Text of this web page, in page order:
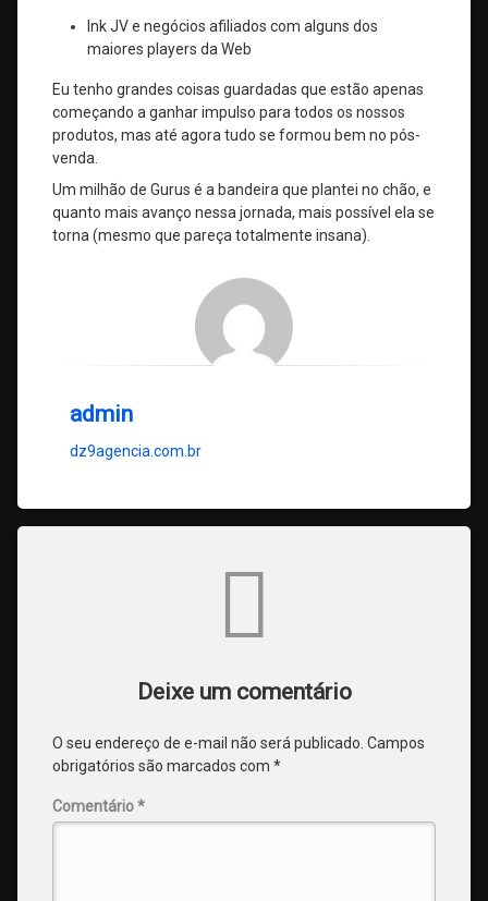
Ink JV e negócios afiliados com alguns dos
maiores players da Web
Eu tenho grandes coisas guardadas que estão apenas
começando a ganhar impulso para todos os nossos
produtos, mas até agora tudo se formou bem no pós-
venda.
Um milhão de Gurus é a bandeira que plantei no chão, e
quanto mais avanço nessa jornada, mais possível ela se
torna (mesmo que pareça totalmente insana).
admin
dz9agencia.com.br
Deixe um comentário
O seu endereço de e-mail não será publicado. Campos
obrigatórios são marcados com *
Comentário*